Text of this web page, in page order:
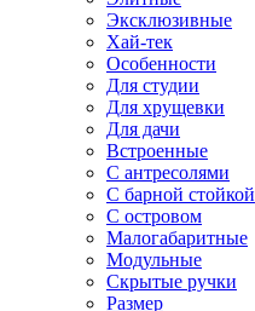
Эксклюзивные
Хай-тек
Особенности
Для студии
Для хрущевки
Для дачи
Встроенные
С антресолями
С барной стойкой
С островом
Малогабаритные
Модульные
Скрытые ручки
Размер